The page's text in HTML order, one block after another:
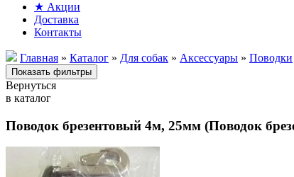
★ Акции
Доставка
Контакты
Главная » Каталог » Для собак » Аксессуары » Поводки
Вернуться
в каталог
Поводок брезентовый 4м, 25мм (Поводок